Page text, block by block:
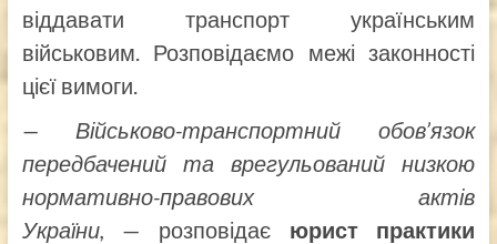
віддавати транспорт українським
військовим. Розповідаємо межі законності
цієї вимоги.
— Військово-транспортний обов’язок
передбачений та врегульований низкою
нормативно-правових актів
України, — розповідає юрист практики